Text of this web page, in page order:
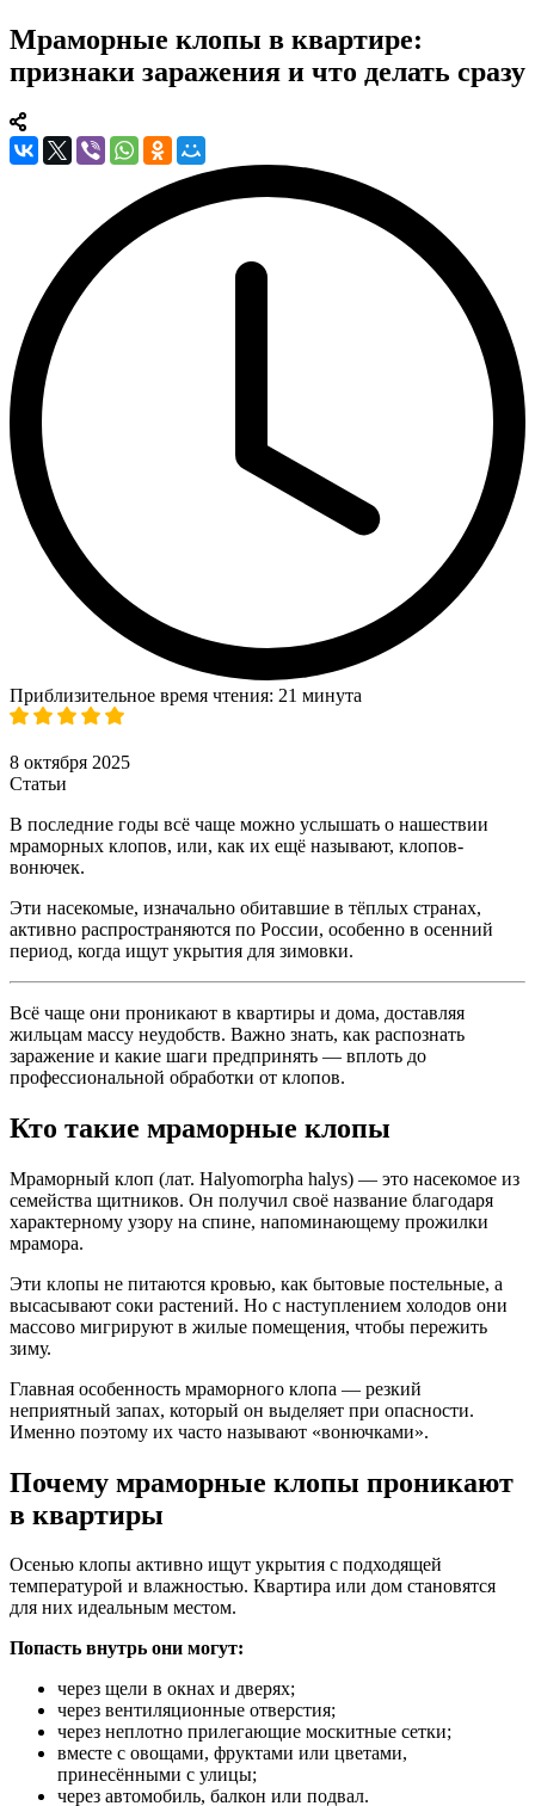
Мраморные клопы в квартире:
признаки заражения и что делать сразу
Приблизительное время чтения: 21 минута
8 октября 2025
Статьи
В последние годы всё чаще можно услышать о нашествии
мраморных клопов, или, как их ещё называют, клопов-
вонючек.
Эти насекомые, изначально обитавшие в тёплых странах,
активно распространяются по России, особенно в осенний
период, когда ищут укрытия для зимовки.
Всё чаще они проникают в квартиры и дома, доставляя
жильцам массу неудобств. Важно знать, как распознать
заражение и какие шаги предпринять — вплоть до
профессиональной обработки от клопов.
Кто такие мраморные клопы
Мраморный клоп (лат. Halyomorpha halys) — это насекомое из
семейства щитников. Он получил своё название благодаря
характерному узору на спине, напоминающему прожилки
мрамора.
Эти клопы не питаются кровью, как бытовые постельные, а
высасывают соки растений. Но с наступлением холодов они
массово мигрируют в жилые помещения, чтобы пережить
зиму.
Главная особенность мраморного клопа — резкий
неприятный запах, который он выделяет при опасности.
Именно поэтому их часто называют «вонючками».
Почему мраморные клопы проникают
в квартиры
Осенью клопы активно ищут укрытия с подходящей
температурой и влажностью. Квартира или дом становятся
для них идеальным местом.
Попасть внутрь они могут:
через щели в окнах и дверях;
через вентиляционные отверстия;
через неплотно прилегающие москитные сетки;
вместе с овощами, фруктами или цветами,
принесёнными с улицы;
через автомобиль, балкон или подвал.